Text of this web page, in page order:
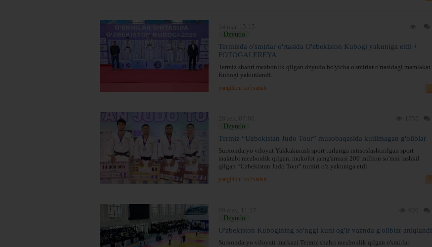
Dzyudo
Termizda o'smirlar o'rtasida O'zbekiston Kubogi yakuniga etdi +
FOTOGALEREYA
Termiz shahri mezbonlik qilgan dzyudo bo'yicha o'smirlar o'rtasidagi mamlakat
Kubogi yakunlandi.
yangilikni ko’rsatish
Dzyudo
Termiz “Uzbekistan Judo Tour” musobaqasida kutilmagan g'oliblar
Surxondaryo viloyat Yakkakurash sport turlariga ixtisoslashtirilgan sport
maktabi mezbonlik qilgan, mukofot jamg'armasi 200 million so'mni tashkil
qilgan “Uzbekistan Judo Tour” turniri o'z yakuniga etdi.
yangilikni ko’rsatish
Dzyudo
O'zbekiston Kubogining so'nggi kuni og'ir vaznda g'oliblar aniqlandi
Surxondaryo viloyati markazi Termiz shahri mezbonlik qilgan o'smirlar